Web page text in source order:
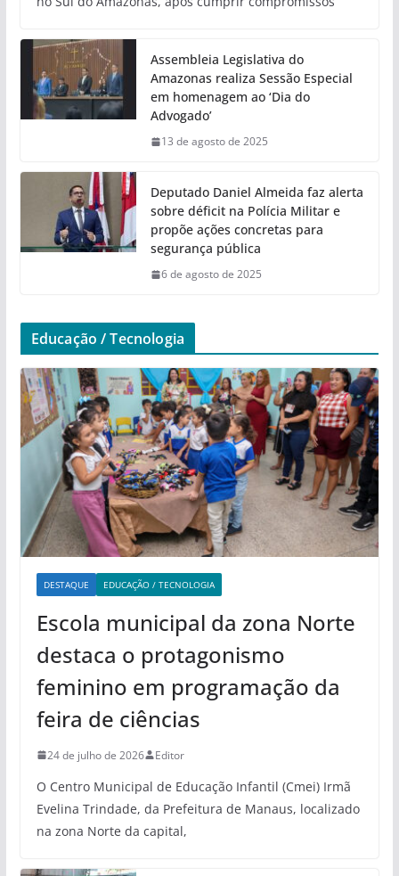
Assembleia Legislativa do
Amazonas realiza Sessão Especial
em homenagem ao ‘Dia do
Advogado’
13 de agosto de 2025
Deputado Daniel Almeida faz alerta
sobre déficit na Polícia Militar e
propõe ações concretas para
segurança pública
6 de agosto de 2025
Educação / Tecnologia
DESTAQUE EDUCAÇÃO / TECNOLOGIA
Escola municipal da zona Norte
destaca o protagonismo
feminino em programação da
feira de ciências
24 de julho de 2026 Editor
O Centro Municipal de Educação Infantil (Cmei) Irmã
Evelina Trindade, da Prefeitura de Manaus, localizado
na zona Norte da capital,